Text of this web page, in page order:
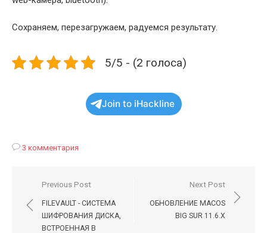
Сохраняем, перезагружаем, радуемся результату.
5/5 - (2 голоса)
Join to iHackline
3 комментария
Навигация
по
записям
Previous Post
FILEVAULT - СИСТЕМА
ШИФРОВАНИЯ ДИСКА,
ВСТРОЕННАЯ В
Next Post
ОБНОВЛЕНИЕ MACOS
BIG SUR 11.6.X